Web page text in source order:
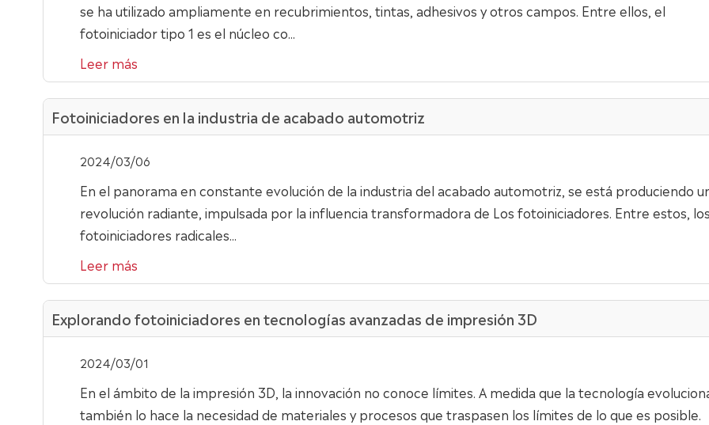
se ha utilizado ampliamente en recubrimientos, tintas, adhesivos y otros campos. Entre ellos, el
fotoiniciador tipo 1 es el núcleo co...
Leer más
Fotoiniciadores en la industria de acabado automotriz
2024/03/06
En el panorama en constante evolución de la industria del acabado automotriz, se está produciendo
revolución radiante, impulsada por la influencia transformadora de Los fotoiniciadores. Entre estos,
fotoiniciadores radicales...
Leer más
Explorando fotoiniciadores en tecnologías avanzadas de impresión 3D
2024/03/01
En el ámbito de la impresión 3D, la innovación no conoce límites. A medida que la tecnología
también lo hace la necesidad de materiales y procesos que traspasen los límites de lo que es posible.